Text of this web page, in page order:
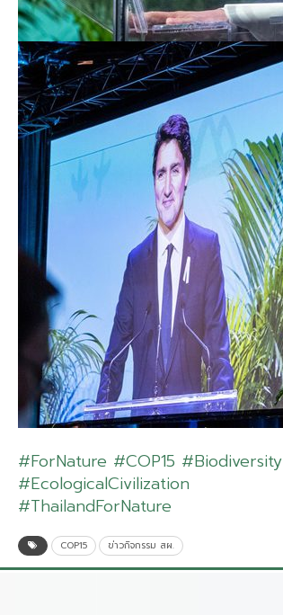
#ForNature #COP15 #Biodiversity
#EcologicalCivilization
#ThailandForNature
COP15 ข่าวกิจกรรม สผ.